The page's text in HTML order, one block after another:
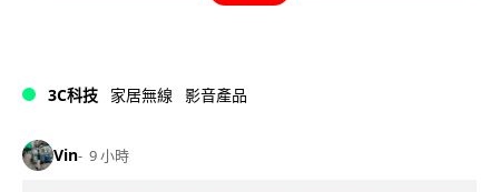
3C科技 家居無線 影音產品
Vin 9 小時